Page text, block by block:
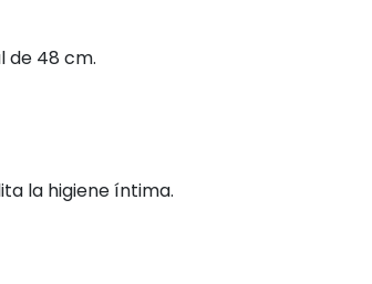
de 48 cm.
la higiene íntima.